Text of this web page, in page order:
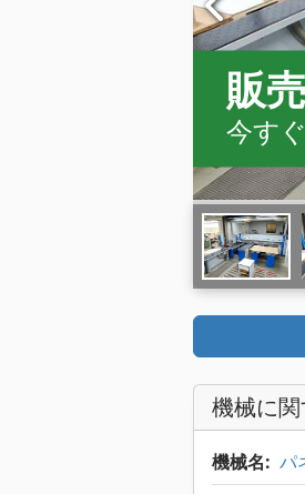
販
今す
機械に
機械名: パ